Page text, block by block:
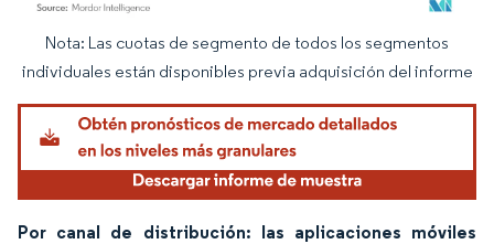
Imagen © Mordor Intelligence. El uso requiere atribución según CC BY 4.0.
Nota: Las cuotas de segmento de todos los segmentos
individuales están disponibles previa adquisición del informe
Por canal de distribución: las aplicaciones móviles